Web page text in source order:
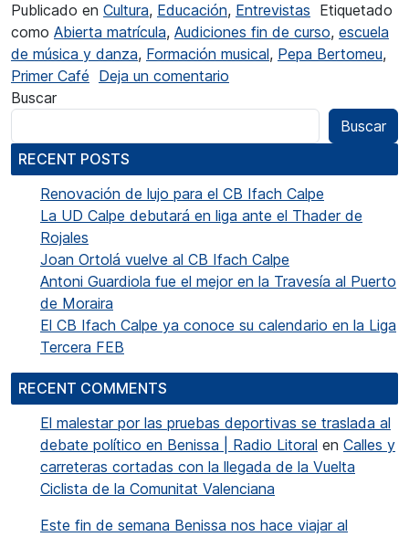
Publicado en Cultura, Educación, Entrevistas Etiquetado
como Abierta matrícula, Audiciones fin de curso, escuela
de música y danza, Formación musical, Pepa Bertomeu,
Primer Café Deja un comentario
Buscar
Buscar
RECENT POSTS
Renovación de lujo para el CB Ifach Calpe
La UD Calpe debutará en liga ante el Thader de
Rojales
Joan Ortolá vuelve al CB Ifach Calpe
Antoni Guardiola fue el mejor en la Travesía al Puerto
de Moraira
El CB Ifach Calpe ya conoce su calendario en la Liga
Tercera FEB
RECENT COMMENTS
El malestar por las pruebas deportivas se traslada al
debate político en Benissa | Radio Litoral en Calles y
carreteras cortadas con la llegada de la Vuelta
Ciclista de la Comunitat Valenciana
Este fin de semana Benissa nos hace viajar al